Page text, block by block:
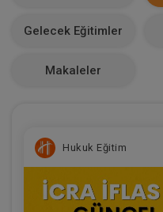
0
Gelecek Eğitimler
Makaleler
Hukuk Eğitim